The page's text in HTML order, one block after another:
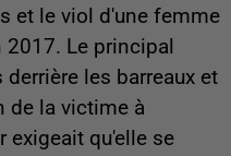
et le viol d'une femme
2017. Le principal
les barreaux et
de la victime à
exigeait qu'elle se